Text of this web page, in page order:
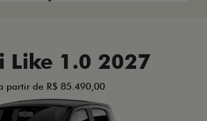
Like 1.0 2027
partir de R$ 85.490,00